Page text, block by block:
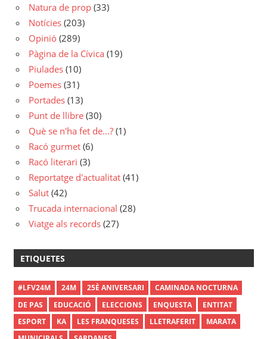
Natura de prop (33)
Notícies (203)
Opinió (289)
Pàgina de la Cívica (19)
Piulades (10)
Poemes (31)
Portades (13)
Punt de llibre (30)
Què se n'ha fet de…? (1)
Racó gurmet (6)
Racó literari (3)
Reportatge d'actualitat (41)
Salut (42)
Trucada internacional (28)
Viatge als records (27)
ETIQUETES
#LFV24M 24M 25È ANIVERSARI
CAMINADA NOCTURNA
DE PAS
EDUCACIÓ ELECCIONS ENQUESTA
ENTITAT
ESPORT
KA LES FRANQUESES LLETRAFERIT
MARATA